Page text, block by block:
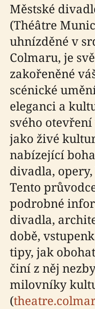
Městské
(Théâtre
uhnízděné v
Colmaru, je
zakořeněné
scénické
eleganci a
svého
jako živé
nabízející
divadla,
Tento
podrobné
divadla,
době,
tipy, jak
činí z něj
milovníky
(